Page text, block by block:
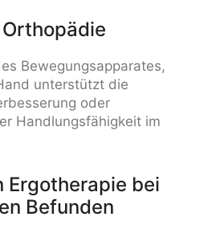
Bewegungsapparates,
unterstützt die
oder
Handlungsfähigkeit im
Ergotherapie bei
Befunden